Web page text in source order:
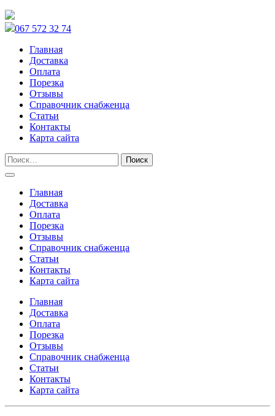
067 572 32 74
Главная
Доставка
Оплата
Порезка
Отзывы
Справочник снабженца
Статьи
Контакты
Карта сайта
Главная
Доставка
Оплата
Порезка
Отзывы
Справочник снабженца
Статьи
Контакты
Карта сайта
Главная
Доставка
Оплата
Порезка
Отзывы
Справочник снабженца
Статьи
Контакты
Карта сайта